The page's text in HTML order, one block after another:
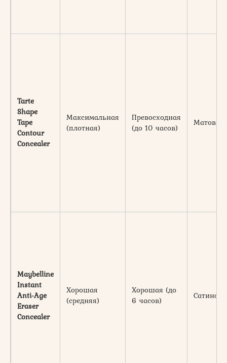
Tarte
Shape
Tape
Contour
Concealer
Максимальная
(плотная)
Превосходная
(до 10 часов)
Матовый
Maybelline
Instant
Anti-Age
Eraser
Concealer
Хорошая
(средняя)
Хорошая (до
6 часов)